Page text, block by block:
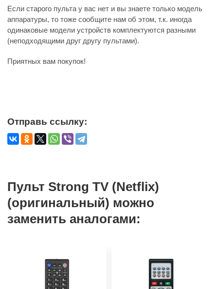
Если старого пульта у вас нет и вы знаете только модель
аппаратуры, то тоже сообщите нам об этом, т.к. иногда
одинаковые модели устройств комплектуются разными
(неподходящими друг другу пультами).
Приятных вам покупок!
Отправь ссылку:
Пульт Strong TV (Netflix)
(оригинальный) можно
заменить аналогами: